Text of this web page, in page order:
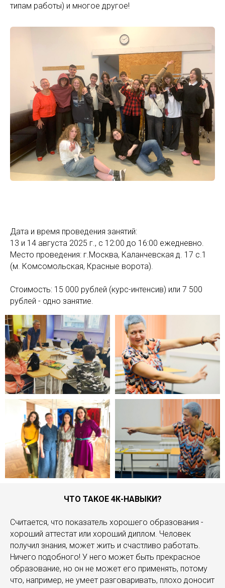
типам работы) и многое другое!
Дата и время проведения занятий:
13 и 14 августа 2025 г., с 12:00 до 16:00 ежедневно.
Место проведения: г.Москва, Каланчевская д. 17 с.1
(м. Комсомольская, Красные ворота).
Стоимость: 15 000 рублей (курс-интенсив) или 7 500
рублей - одно занятие.
ЧТО ТАКОЕ 4К-НАВЫКИ?
Считается, что показатель хорошего образования -
хороший аттестат или хороший диплом. Человек
получил знания, может жить и счастливо работать.
Ничего подобного! У него может быть прекрасное
образование, но он не может его применять, потому
что, например, не умеет разговаривать, плохо доносит